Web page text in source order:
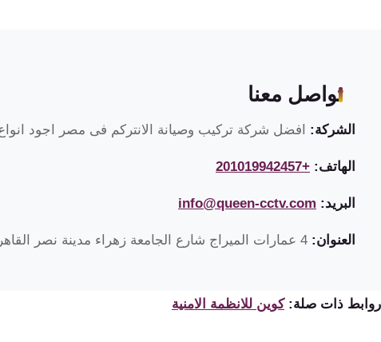
تواصل معنا
الشركة: افضل شركة تركيب وصيانة الانتركم فى مصر اجود
الهاتف: +201019942457
البريد: info@queen-cctv.com
العنوان:
روابط ذات صلة: كوين للانظمة الامنية